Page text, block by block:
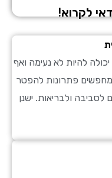
לקרוא!
להיות לא נעימה ואף
מחפשים פתרונות להפטר
ולבריאות. ישנן